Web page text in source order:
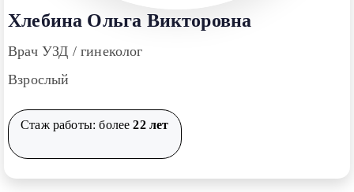
Хлебина Ольга Викторовна
Врач УЗД / гинеколог
Взрослый
Стаж работы: более22 лет